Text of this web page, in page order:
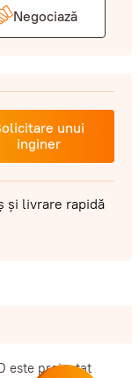
Negociază
unui
inginer
și livrare rapidă
este proiectat